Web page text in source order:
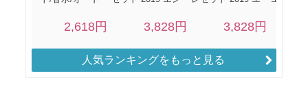
人気ランキングをもっと見る